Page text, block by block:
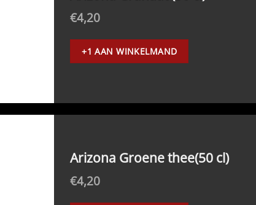
€4,20
+1 AAN WINKELMAND
Arizona Groene thee(50 cl)
€4,20